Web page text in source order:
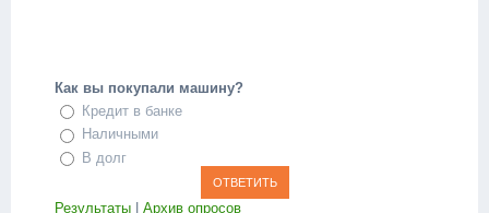
Как вы покупали машину?
Кредит в банке
Наличными
В долг
Результаты
Архив опросов